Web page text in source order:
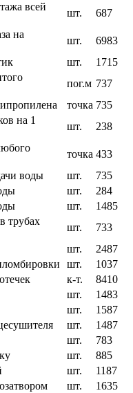
всей
шт.
687
на
шт.
6983
шт.
1715
пог.м 737
точка 735
на 1
шт.
238
точка 433
воды
шт.
735
шт.
284
шт.
1485
трубах
шт.
733
шт.
2487
шт.
1037
к-т.
8410
шт.
1483
шт.
1587
шт.
1487
шт.
783
шт.
885
шт.
1187
шт.
1635